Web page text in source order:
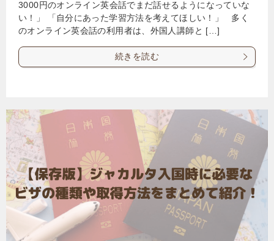
3000円のオンライン英会話でまだ話せるようになっていな
い！」 「自分にあった学習方法を考えてほしい！」 多く
のオンライン英会話の利用者は、外国人講師と […]
続きを読む